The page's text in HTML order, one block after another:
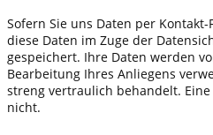
Sofern Sie uns Daten per
diese Daten im Zuge der
gespeichert. Ihre Daten werden
Bearbeitung Ihres Anliegens
streng vertraulich behandelt.
nicht.